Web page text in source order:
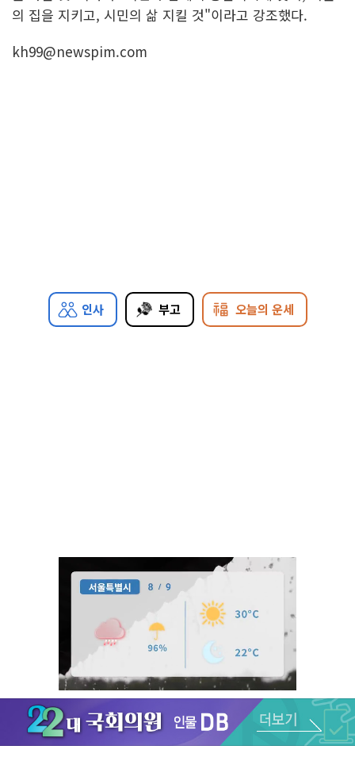
의 집을 지키고, 시민의 삶 지킬 것"이라고 강조했다.
kh99@newspim.com
인사 부고 오늘의 운세
Unmute